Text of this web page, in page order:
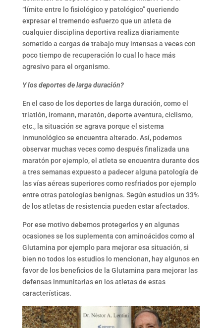
“límite entre lo fisiológico y patológico” queriendo
expresar el tremendo esfuerzo que un atleta de
cualquier disciplina deportiva realiza diariamente
sometido a cargas de trabajo muy intensas a veces con
poco tiempo de recuperación lo cual lo hace más
agresivo para el organismo.
Y los deportes de larga duración?
En el caso de los deportes de larga duración, como el
triatlón, iromann, maratón, deporte aventura, ciclismo,
etc., la situación se agrava porque el sistema
inmunológico se encuentra alterado. Así, podemos
observar muchas veces como después finalizada una
maratón por ejemplo, el atleta se encuentra durante dos
a tres semanas expuesto a padecer alguna patología de
las vías aéreas superiores como resfriados por ejemplo
entre otras patologías benignas. Según estudios un 33%
de los atletas de resistencia pueden estar afectados.
Por ese motivo debemos protegerlos y en algunas
ocasiones se los suplementa con aminoácidos como al
Glutamina por ejemplo para mejorar esa situación, si
bien no todos los estudios lo mencionan, hay algunos en
favor de los beneficios de la Glutamina para mejorar las
defensas inmunitarias en los atletas de estas
características.